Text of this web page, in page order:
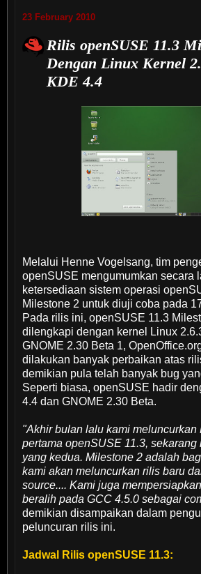
23 February 2010
Rilis openSUSE 11.3
Dengan Linux Kernel
KDE 4.4
Melalui Henne Vogelsang, tim
openSUSE mengumumkan secara
ketersediaan sistem operasi
Milestone 2 untuk diuji coba pada
Pada rilis ini, openSUSE 11.3
dilengkapi dengan kernel Linux
GNOME 2.30 Beta 1,
dilakukan banyak perbaikan atas
demikian pula telah banyak bug
Seperti biasa, openSUSE hadir
4.4 dan GNOME 2.30 Beta.
"Akhir bulan lalu kami meluncurkan
pertama openSUSE 11.3,
yang kedua. Milestone 2 adalah
kami akan meluncurkan rilis baru
source.... Kami juga
beralih pada GCC 4.5.0 sebagai
demikian disampaikan dalam
peluncuran rilis ini.
Jadwal Rilis openSUSE 11.3: